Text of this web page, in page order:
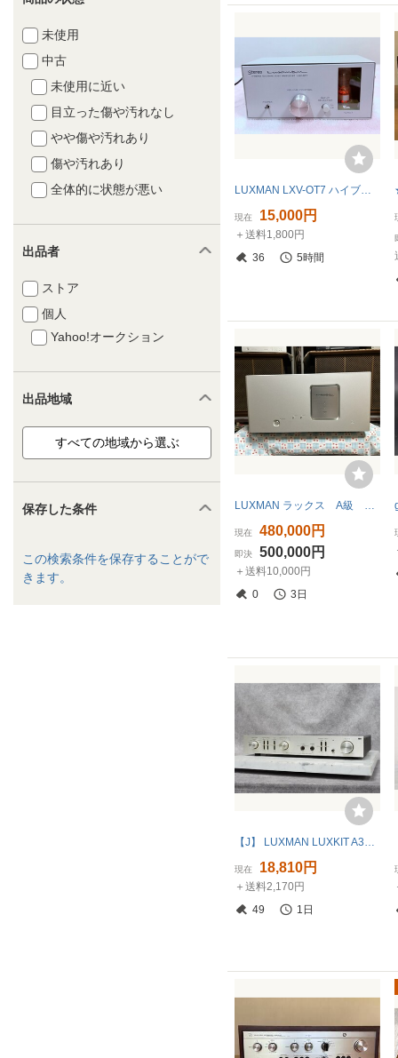
未使用
中古
未使用に近い
目立った傷や汚れなし
やや傷や汚れあり
傷や汚れあり
全体的に状態が悪い
出品者
ストア
個人
Yahoo!オークション
出品地域
保存した条件
この検索条件を保存することがで
きます。
現在 15,000円
＋送料1,800円
36
5時間
現在 480,000円
即決 500,000円
＋送料10,000円
0
3日
【J】 LUXMAN LUXKIT A3032 プリアンプ ラックスマン ラックスキット 3347795
現在 18,810円
＋送料2,170円
49
1日